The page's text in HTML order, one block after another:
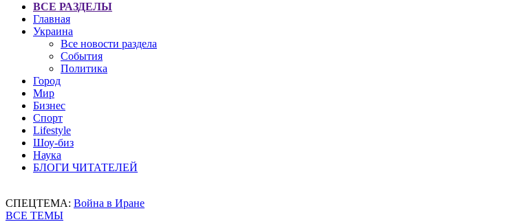
ВСЕ РАЗДЕЛЫ
Главная
Украина
Все новости раздела
События
Политика
Город
Мир
Бизнес
Спорт
Lifestyle
Шоу-биз
Наука
БЛОГИ ЧИТАТЕЛЕЙ
СПЕЦТЕМА: Война в Иране
ВСЕ ТЕМЫ